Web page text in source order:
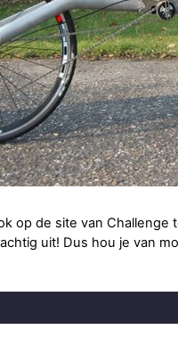
op de site van Challenge
uit! Dus hou je van